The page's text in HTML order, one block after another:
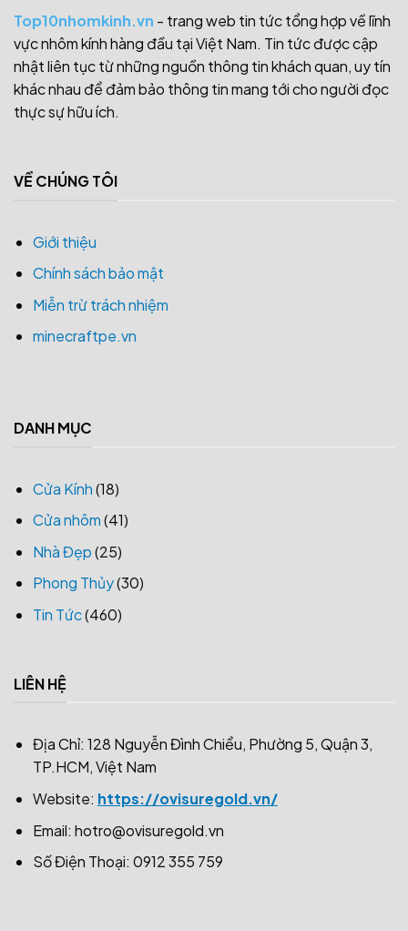
Top10nhomkinh.vn - trang web tin tức tổng hợp về lĩnh
vực nhôm kính hàng đầu tại Việt Nam. Tin tức được cập
nhật liên tục từ những nguồn thông tin khách quan, uy tín
khác nhau để đảm bảo thông tin mang tới cho người đọc
thực sự hữu ích.
VỀ CHÚNG TÔI
Giới thiệu
Chính sách bảo mật
Miễn trừ trách nhiệm
minecraftpe.vn
DANH MỤC
Cửa Kính(18)
Cửa nhôm(41)
Nhà Đẹp(25)
Phong Thủy(30)
Tin Tức(460)
LIÊN HỆ
Địa Chỉ: 128 Nguyễn Đình Chiểu, Phường 5, Quận 3,
TP.HCM, Việt Nam
Website: https://ovisuregold.vn/
Email: hotro@ovisuregold.vn
Số Điện Thoại: 0912 355 759